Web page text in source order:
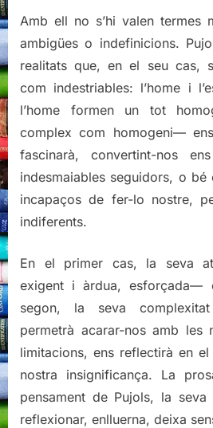
Amb ell no s’hi valen termes
ambigües o indefinicions.
realitats que, en el seu cas,
com indestriables: l’home i
l’home formen un tot
complex com homogeni—
fascinarà, convertint-nos
indesmaiables seguidors, o bé
incapaços de fer-lo nostre,
indiferents.
En el primer cas, la seva
exigent i àrdua, esforçada—
segon, la seva
permetrà acarar-nos amb les
limitacions, ens reflectirà en
nostra insignificança. La
pensament de Pujols, la
reflexionar, enlluerna, deixa